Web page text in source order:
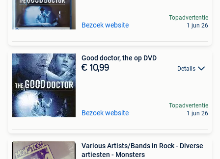
Bezoek website
Topadvertentie
1 jun 26
Good doctor, the op DVD
€ 10,99 Details
Bezoek website
Topadvertentie
1 jun 26
Various Artists/Bands in Rock - Diverse
artiesten - Monsters